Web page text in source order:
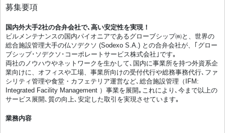
募集要項
国内外大手2社の合弁会社で､高い安定性を実現！
ビルメンテナンスの国内パイオニアであるグローブシップ㈱と、世界の
総合施設管理大手の仏ソデクソ (Sodexo S.A.) との合弁会社が、｢グロー
ブシップ･ソデクソ･コーポレートサービス株式会社｣です｡
両社のノウハウやネットワークを生かして､国内に事業所を持つ外資系企
業向けに、オフィスや工場、事業所向けの受付代行や総務事務代行､ファ
シリティ管理や食堂・カフェテリア運営など､総合施設管理（IFM:
Integrated Facility Management ）事業を展開｡これにより､今まで以上の
サービス展開､質の向上､安定した取引を実現させています｡
業務内容